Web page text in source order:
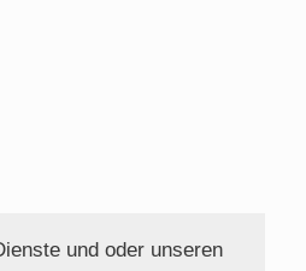
und oder unseren